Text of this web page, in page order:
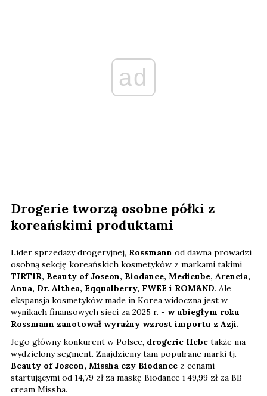
ad
Drogerie tworzą osobne półki z
koreańskimi produktami
Lider sprzedaży drogeryjnej, Rossmann od dawna prowadzi
osobną sekcję koreańskich kosmetyków z markami takimi
TIRTIR, Beauty of Joseon, Biodance, Medicube, Arencia,
Anua, Dr. Althea, Eqqualberry, FWEE i ROM&ND. Ale
ekspansja kosmetyków made in Korea widoczna jest w
wynikach finansowych sieci za 2025 r. - w ubiegłym roku
Rossmann zanotował wyraźny wzrost importu z Azji.
Jego główny konkurent w Polsce, drogerie Hebe także ma
wydzielony segment. Znajdziemy tam populrane marki tj.
Beauty of Joseon, Missha czy Biodance z cenami
startującymi od 14,79 zł za maskę Biodance i 49,99 zł za BB
cream Missha.